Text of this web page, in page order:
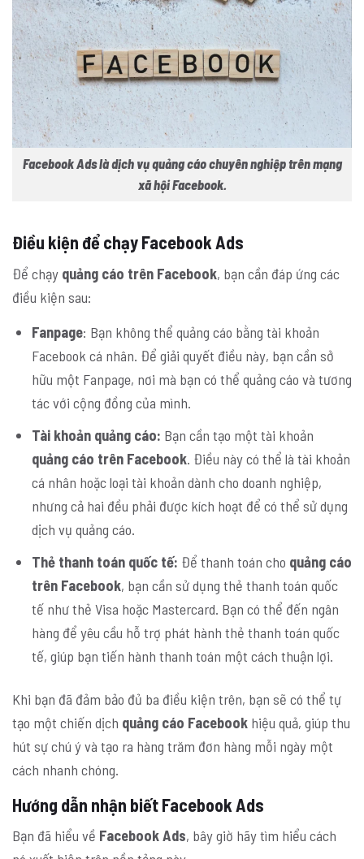
Facebook Ads là dịch vụ quảng cáo chuyên nghiệp trên mạng
xã hội Facebook.
Điều kiện để chạy Facebook Ads
Để chạy quảng cáo trên Facebook, bạn cần đáp ứng các
điều kiện sau:
Fanpage: Bạn không thể quảng cáo bằng tài khoản
Facebook cá nhân. Để giải quyết điều này, bạn cần sở
hữu một Fanpage, nơi mà bạn có thể quảng cáo và tương
tác với cộng đồng của mình.
Tài khoản quảng cáo: Bạn cần tạo một tài khoản
quảng cáo trên Facebook. Điều này có thể là tài khoản
cá nhân hoặc loại tài khoản dành cho doanh nghiệp,
nhưng cả hai đều phải được kích hoạt để có thể sử dụng
dịch vụ quảng cáo.
Thẻ thanh toán quốc tế: Để thanh toán cho quảng cáo
trên Facebook, bạn cần sử dụng thẻ thanh toán quốc
tế như thẻ Visa hoặc Mastercard. Bạn có thể đến ngân
hàng để yêu cầu hỗ trợ phát hành thẻ thanh toán quốc
tế, giúp bạn tiến hành thanh toán một cách thuận lợi.
Khi bạn đã đảm bảo đủ ba điều kiện trên, bạn sẽ có thể tự
tạo một chiến dịch quảng cáo Facebook hiệu quả, giúp thu
hút sự chú ý và tạo ra hàng trăm đơn hàng mỗi ngày một
cách nhanh chóng.
Hướng dẫn nhận biết Facebook Ads
Bạn đã hiểu về Facebook Ads, bây giờ hãy tìm hiểu cách